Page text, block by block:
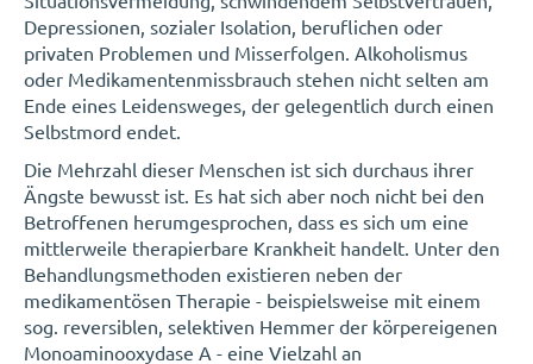
Depressionen, sozialer Isolation, beruflichen oder
privaten Problemen und Misserfolgen. Alkoholismus
oder Medikamentenmissbrauch stehen nicht selten am
Ende eines Leidensweges, der gelegentlich durch einen
Selbstmord endet.
Die Mehrzahl dieser Menschen ist sich durchaus ihrer
Ängste bewusst ist. Es hat sich aber noch nicht bei den
Betroffenen herumgesprochen, dass es sich um eine
mittlerweile therapierbare Krankheit handelt. Unter den
Behandlungsmethoden existieren neben der
medikamentösen Therapie - beispielsweise mit einem
sog. reversiblen, selektiven Hemmer der körpereigenen
Monoaminooxydase A - eine Vielzahl an